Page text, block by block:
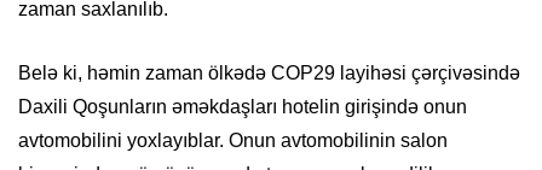
zaman saxlanılıb.
Belə ki, həmin zaman ölkədə COP29 layihəsi çərçivəsində
Daxili Qoşunların əməkdaşları hotelin girişində onun
avtomobilini yoxlayıblar. Onun avtomobilinin salon